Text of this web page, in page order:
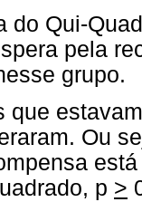
do Qui-
pela
grupo.
que
Ou
p >